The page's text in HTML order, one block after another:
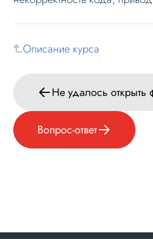
Описание курса
Не удалось открыть
Вопрос-ответ